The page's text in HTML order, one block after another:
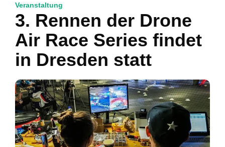
Veranstaltung
3. Rennen der Drone
Air Race Series findet
in Dresden statt